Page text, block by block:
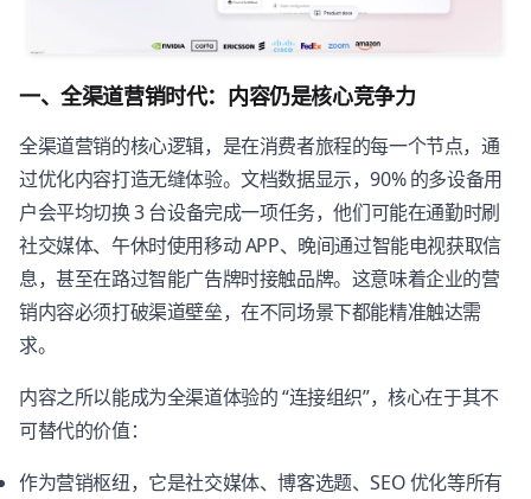
一、全渠道营销时代：内容仍是核心竞争力
全渠道营销的核心逻辑，是在消费者旅程的每一个节点，通
过优化内容打造无缝体验。文档数据显示，90% 的多设备用
户会平均切换 3 台设备完成一项任务，他们可能在通勤时刷
社交媒体、午休时使用移动 APP、晚间通过智能电视获取信
息，甚至在路过智能广告牌时接触品牌。这意味着企业的营
销内容必须打破渠道壁垒，在不同场景下都能精准触达需
求。
内容之所以能成为全渠道体验的 “连接组织”，核心在于其不
可替代的价值：
作为营销枢纽，它是社交媒体、博客选题、SEO 优化等所有